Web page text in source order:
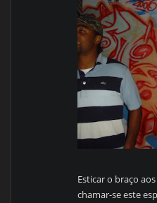
Esticar o braço
chamar-se este